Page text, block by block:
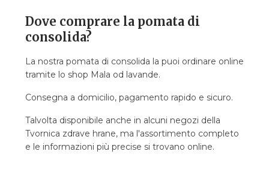
Dove comprare la pomata di
consolida?
La nostra pomata di consolida la puoi ordinare online
tramite lo shop Mala od lavande.
Consegna a domicilio, pagamento rapido e sicuro.
Talvolta disponibile anche in alcuni negozi della
Tvornica zdrave hrane, ma l'assortimento completo
e le informazioni più precise si trovano online.